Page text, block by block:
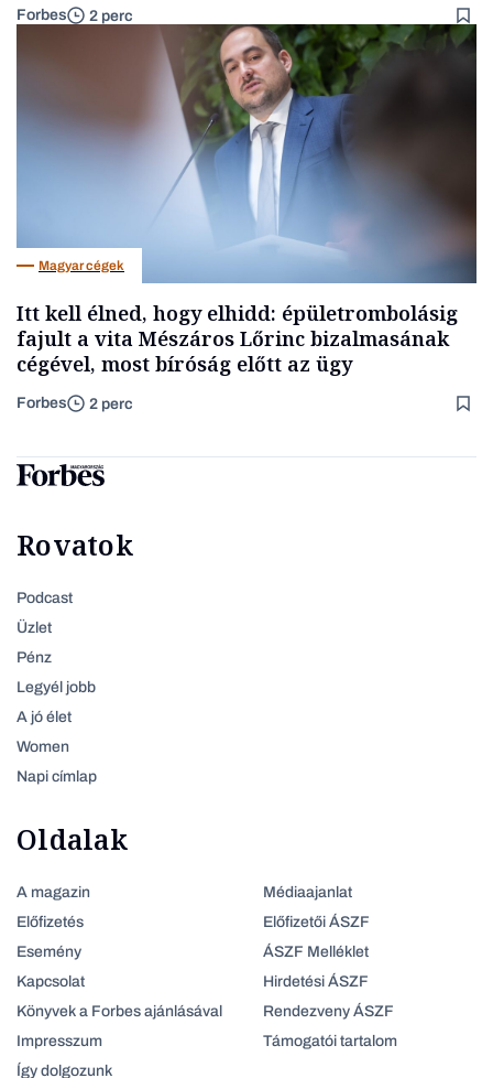
Forbes 2 perc
Magyar cégek
Itt kell élned, hogy elhidd: épületrombolásig
fajult a vita Mészáros Lőrinc bizalmasának
cégével, most bíróság előtt az ügy
Forbes 2 perc
Rovatok
Podcast
Üzlet
Pénz
Legyél jobb
A jó élet
Women
Napi címlap
Oldalak
A magazin
Előfizetés
Esemény
Kapcsolat
Könyvek a Forbes ajánlásával
Impresszum
Így dolgozunk
Médiaajanlat
Előfizetői ÁSZF
ÁSZF Melléklet
Hirdetési ÁSZF
Rendezveny ÁSZF
Támogatói tartalom